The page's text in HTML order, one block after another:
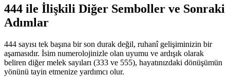
444 ile İlişkili Diğer Semboller ve Sonraki
Adımlar
444 sayısı tek başına bir son durak değil, ruhanî gelişiminizin bir
aşamasıdır. İsim numerolojinizle olan uyumu ve ardışık olarak
beliren diğer melek sayıları (333 ve 555), hayatınızdaki dönüşümün
yönünü tayin etmenize yardımcı olur.